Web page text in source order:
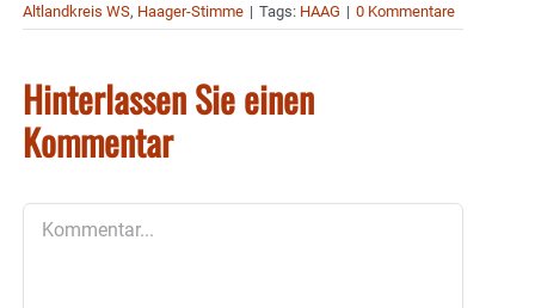
Altlandkreis WS, Haager-Stimme | Tags: HAAG | 0 Kommentare
Hinterlassen Sie einen
Kommentar